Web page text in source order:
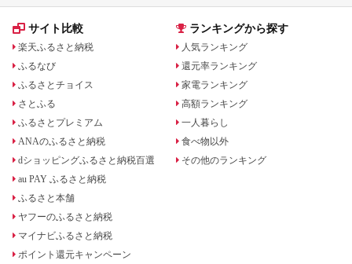
サイト比較
楽天ふるさと納税
ふるなび
ふるさとチョイス
さとふる
ふるさとプレミアム
ANAのふるさと納税
dショッピングふるさと納税百選
au PAY ふるさと納税
ふるさと本舗
ヤフーのふるさと納税
マイナビふるさと納税
ポイント還元キャンペーン
ランキングから探す
人気ランキング
還元率ランキング
家電ランキング
高額ランキング
一人暮らし
食べ物以外
その他のランキング